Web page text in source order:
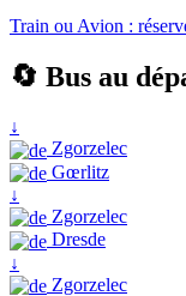
Train ou Avion :
🔄 Bus au
↓
Zgorzelec
Gœrlitz
↓
Zgorzelec
Dresde
↓
Zgorzelec